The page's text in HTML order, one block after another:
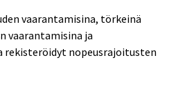
vaarantamisina, törkeinä
vaarantamisina ja
rekisteröidyt nopeusrajoitusten